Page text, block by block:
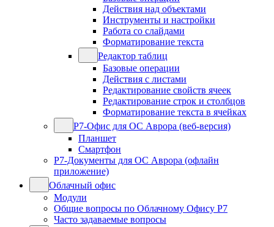
Действия над объектами
Инструменты и настройки
Работа со слайдами
Форматирование текста
Редактор таблиц
Базовые операции
Действия с листами
Редактирование свойств ячеек
Редактирование строк и столбцов
Форматирование текста в ячейках
Р7-Офис для ОС Аврора (веб-версия)
Планшет
Смартфон
Р7-Документы для ОС Аврора (офлайн
приложение)
Облачный офис
Модули
Общие вопросы по Облачному Офису Р7
Часто задаваемые вопросы